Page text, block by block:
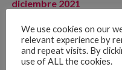
diciembre 2021
noviembre 2021
septiembre 2021
agosto 2021
julio 2021
junio 2021
We use cookies on our
relevant experience by
and repeat visits. By
use of ALL the cookies.